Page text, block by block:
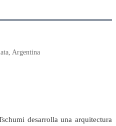
Argentina
desarrolla una arquitectura